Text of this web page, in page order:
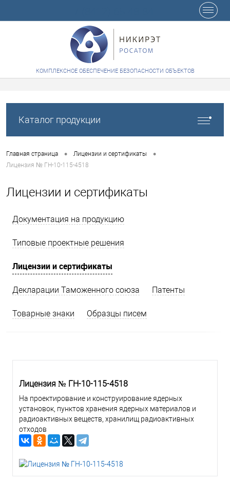
КОМПЛЕКСНОЕ ОБЕСПЕЧЕНИЕ БЕЗОПАСНОСТИ ОБЪЕКТОВ
Каталог продукции
Главная страница • Лицензии и сертификаты •
Лицензия № ГН-10-115-4518
Лицензии и сертификаты
Документация на продукцию
Типовые проектные решения
Лицензии и сертификаты
Декларации Таможенного союза Патенты
Товарные знаки Образцы писем
Лицензия № ГН-10-115-4518
На проектирование и конструирование ядерных
установок, пунктов хранения ядерных материалов и
радиоактивных веществ, хранилищ радиоактивных
отходов